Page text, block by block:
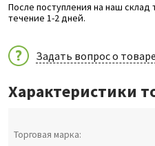
После поступления на наш склад
течение 1-2 дней.
Задать вопрос о товаре
Характеристики
Торговая марка: